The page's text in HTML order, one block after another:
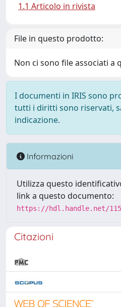
1.1 Articolo in rivista
File in questo prodotto:
Non ci sono file associati a
I documenti in IRIS sono
tutti i diritti sono riservati,
indicazione.
Informazioni
Utilizza questo
link a questo documento:
https://hdl.handle.net/
Citazioni